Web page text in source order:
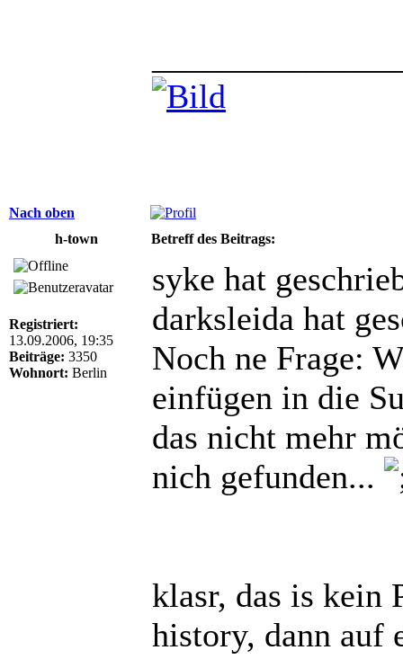
Nach oben
h-town
Betreff des Beitrags:
Registriert:
13.09.2006, 19:35
Beiträge: 3350
Wohnort: Berlin
syke hat
darksleida hat
Noch ne Frage:
einfügen in die
das nicht mehr
nich gefunden...
klasr, das is kein
history, dann auf